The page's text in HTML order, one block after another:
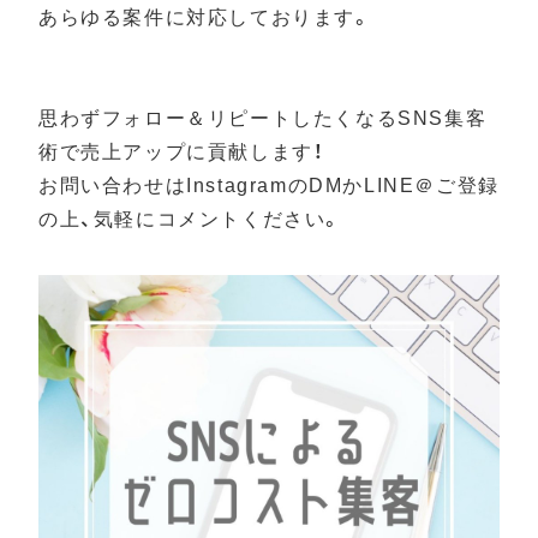
あらゆる案件に対応しております。
思わずフォロー＆リピートしたくなるSNS集客
術で売上アップに貢献します！
お問い合わせはInstagramのDMかLINE＠ご登録
の上、気軽にコメントください。